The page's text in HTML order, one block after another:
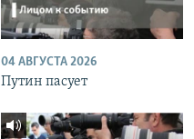
04 АВГУСТА 2026
Путин пасует